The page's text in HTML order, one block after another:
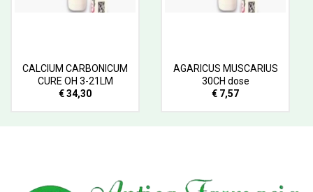
CALCIUM CARBONICUM
CURE OH 3-21LM
€ 34,30
AGARICUS MUSCARIUS
30CH dose
€ 7,57